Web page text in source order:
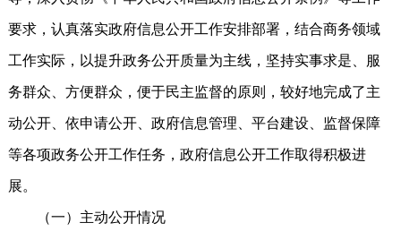
要求，认真落实政府信息公开工作安排部署，结合商务领域
工作实际，以提升政务公开质量为主线，坚持实事求是、服
务群众、方便群众，便于民主监督的原则，较好地完成了主
动公开、依申请公开、政府信息管理、平台建设、监督保障
等各项政务公开工作任务，政府信息公开工作取得积极进
展。
（一）主动公开情况